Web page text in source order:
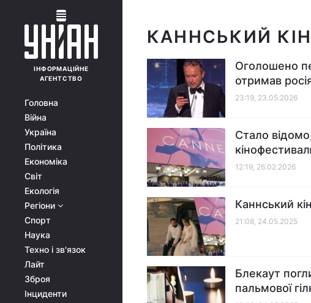
ІНФОРМАЦІЙНЕ
АГЕНТСТВО
Головна
Війна
Україна
Політика
Економіка
Світ
Екологія
Регіони
Спорт
Наука
Техно і зв'язок
Лайт
Зброя
Інциденти
КАННСЬКИЙ
Оголошено
отримав
23:19, 23.05.2026
Стало
12:19, 26.02.2026
Каннський
21:08, 24.05.2025
Блекаут
пальмової